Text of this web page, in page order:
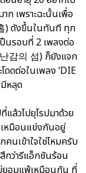
ก เพราะฉะนั้นเพื่อ
) ดังขึ้นในทันที ทุก
นรอบที่ 2 เพลงต่อ
감의 섬) ก็ยังแจก
ดดต่อในเพลง ‘DIE
หลุด
แล้วไปยุโรปมาด้วย
เหมือนแข่งกันอยู่
คนเข้าใจใช่ไหมครับ
สึกว่ารีแอ็กชันร้อน
ยอมแพ้เหมือนกัน ที่